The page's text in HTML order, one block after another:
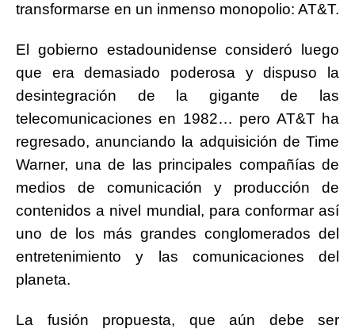
transformarse en un inmenso monopolio: AT&T.
El gobierno estadounidense consideró luego
que era demasiado poderosa y dispuso la
desintegración de la gigante de las
telecomunicaciones en 1982… pero AT&T ha
regresado, anunciando la adquisición de Time
Warner, una de las principales compañías de
medios de comunicación y producción de
contenidos a nivel mundial, para conformar así
uno de los más grandes conglomerados del
entretenimiento y las comunicaciones del
planeta.
La fusión propuesta, que aún debe ser